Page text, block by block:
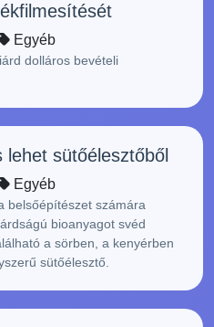
Egyéb
dolláros bevételi
sütőélesztőből
Egyéb
belsőépítészet számára
bioanyagot svéd
a sörben, a kenyérben
sütőélesztő.